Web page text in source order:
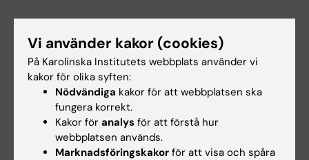
Länkar:
CNS Administration
HR-enheten CNS
Din anställning
Om du blir sjuk
IA-systemet
Är du Camilla Ingelborn?
Redigera din profil
Vi använder kakor (cookies)
På Karolinska Institutets webbplats använder vi
kakor för olika syften:
Nödvändiga kakor för att webbplatsen ska
fungera korrekt.
Kakor för analys för att förstå hur
webbplatsen används.
Marknadsföringskakor för att visa och spåra